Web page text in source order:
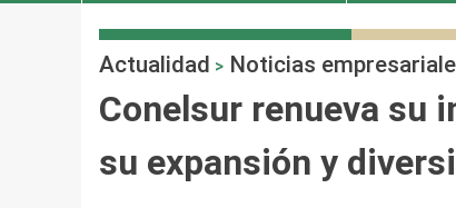
Actualidad > Noticias
Conelsur renueva su
su expansión y